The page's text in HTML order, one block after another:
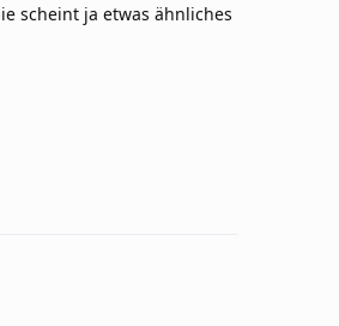
scheint ja etwas ähnliches